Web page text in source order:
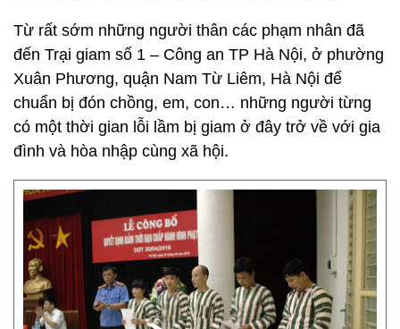
Từ rất sớm những người thân các phạm nhân đã
đến Trại giam số 1 – Công an TP Hà Nội, ở phường
Xuân Phương, quận Nam Từ Liêm, Hà Nội để
chuẩn bị đón chồng, em, con… những người từng
có một thời gian lỗi lầm bị giam ở đây trở về với gia
đình và hòa nhập cùng xã hội.